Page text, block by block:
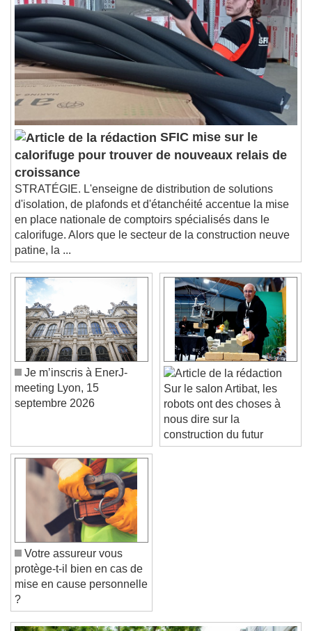
Chapters
Chapters
Descriptions
descriptions off, selected
Subtitles
subtitles settings, opens subtitles
settings dialog
subtitles off, selected
Audio Track
Picture-in-Picture
This is a modal window.
Beginning of dialog window. Escape will cancel
and close the window.
Text
Color Opacity
Text Background
Color Opacity
Caption Area Background
Color
Font Size
Font Family
Reset
Done
Close Modal Dialog
End of dialog window.
SFIC mise sur le
calorifuge pour trouver de nouveaux relais de
croissance
STRATÉGIE. L'enseigne de distribution de solutions
d'isolation, de plafonds et d'étanchéité accentue la mise
en place nationale de comptoirs spécialisés dans le
calorifuge. Alors que le secteur de la construction neuve
patine, la ...
Je m’inscris à EnerJ-
meeting Lyon, 15
Sur le salon Artibat, les
robots ont des choses à
nous dire sur la
construction du futur
Votre assureur vous
protège-t-il bien en cas de
mise en cause personnelle
?